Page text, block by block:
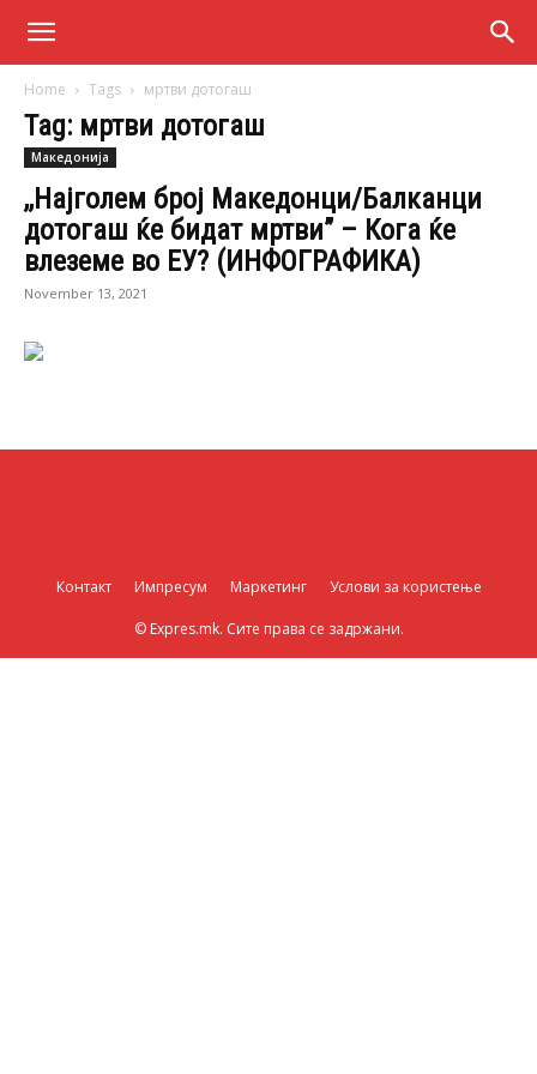
Home Tags мртви дотогаш
Tag: мртви дотогаш
Македонија
,,Најголем број Македонци/Балканци
дотогаш ќе бидат мртви” – Кога ќе
влеземе во ЕУ? (ИНФОГРАФИКА)
November 13, 2021
Контакт Импресум Маркетинг Услови за користење
© Expres.mk. Сите права се задржани.